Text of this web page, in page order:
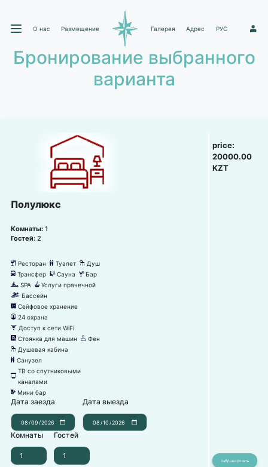
О нас Размещение Галерея Адрес РУС 1
Бронирование выбранного
варианта
Полулюкс
Комнаты: 1
Гостей: 2
뎃 Ресторан 댃 Туалет 댴 Душ
눣 Трансфер 끤 Сауна 끝 Бар
녖 SPA 뀧 Услуги прачечной
끂 Бассейн
뀰 Сейфовое хранение
댑 24 охрана
뀄 Доступ к сети WiFi
냧 Стоянка для машин 덶 Фен
댴 Душевая кабина
댃 Санузел
넎
ТВ со спутниковыми
каналами
넕 Мини бар
Дата заезда Дата выезда
Комнаты Гостей
price:
20000.00
KZT